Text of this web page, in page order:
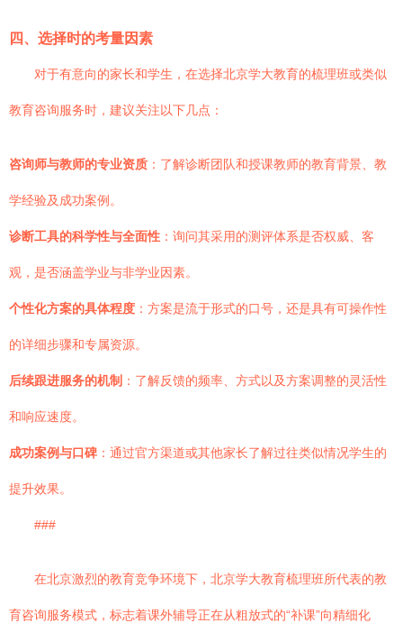
四、选择时的考量因素
对于有意向的家长和学生，在选择北京学大教育的梳理班或类似
教育咨询服务时，建议关注以下几点：
咨询师与教师的专业资质 ：了解诊断团队和授课教师的教育背景、教
学经验及成功案例。
诊断工具的科学性与全面性 ：询问其采用的测评体系是否权威、客
观，是否涵盖学业与非学业因素。
个性化方案的具体程度 ：方案是流于形式的口号，还是具有可操作性
的详细步骤和专属资源。
后续跟进服务的机制 ：了解反馈的频率、方式以及方案调整的灵活性
和响应速度。
成功案例与口碑 ：通过官方渠道或其他家长了解过往类似情况学生的
提升效果。
###
在北京激烈的教育竞争环境下，北京学大教育梳理班所代表的教
育咨询服务模式，标志着课外辅导正在从粗放式的“补课”向精细化